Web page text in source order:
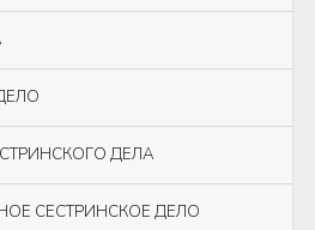
ДЕЛА
СЕСТРИНСКОЕ ДЕЛО